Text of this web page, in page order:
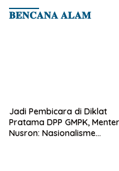
𝐁𝐄𝐍𝐂𝐀𝐍𝐀 𝐀𝐋𝐀𝐌
Jadi Pembicara di Diklat
Pratama DPP GMPK,
Nusron: Nasionalisme